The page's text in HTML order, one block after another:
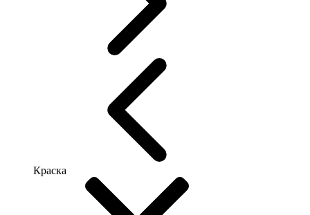
Краска